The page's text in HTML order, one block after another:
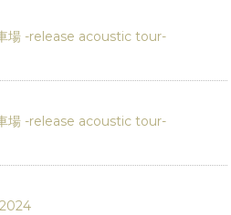
場 -release acoustic tour-
場 -release acoustic tour-